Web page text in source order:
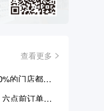
查看更多
的门店都只
点前订单大